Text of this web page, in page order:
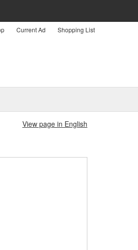
Current Ad Shopping List
View page in English